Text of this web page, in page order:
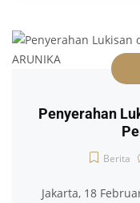
Penyerahan
Berita
Jakarta, 18